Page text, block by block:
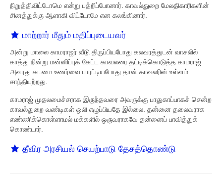
கவிஞர்கள்
அரசியல்
முதலமைச்சர்
திட்டங்கள்
பொற்கால ஆட்சி
தமிழ் வளர்ச்சி
எளிமை
சமூக நீதியாளர்
நிறுத்திவிட்டோமெ என்று பத்றிப்போனார். காவல்துறை மேலதிகாரிகளின்
சினத்துக்கு ஆளாகி விட்டோமே என கலங்கினார்.
மாற்றார் மீதும் மதிப்புடையவர்
அன்று மாலை காமராஜர் வீடு திருப்பியபோது கலவரத்துடன் வாசலில்
காத்து நின்று மன்னிப்புக் கேட்ட காவலரை தட்டிக்கொடுத்த காமராஜ்
அவரது கடமை உணர்வை பாரட்டியபோது தான் காவலரின் உள்ளம்
சாந்தியுற்றது.
காமராஜ் முதலமைச்சராக இருந்தவரை அவருக்கு பாதுகாப்பாகச் சென்ற
காவல்துறை வண்டிகள் ஒலி எழுப்பியதே இல்லை. தன்னை தலைவராக
எண்ணிக்கொள்ளாமல் மக்களில் ஒருவராகவே தன்னைப் பாவித்துக்
கொண்டார்.
தீவிர அரசியல் செயற்பாடு தேசத்தொண்டு